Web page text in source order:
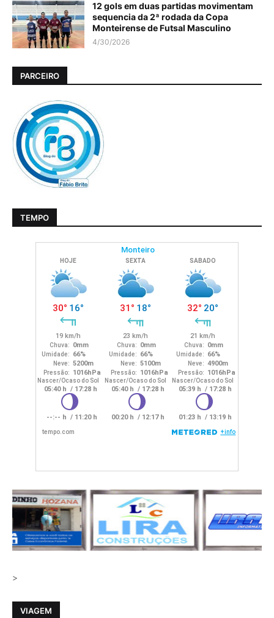
12 gols em duas partidas movimentam
sequencia da 2ª rodada da Copa
Monteirense de Futsal Masculino
4/30/2026
PARCEIRO
TEMPO
>
VIAGEM